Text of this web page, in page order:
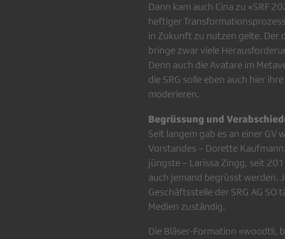
Dann kam auch Cina zu «SRF
heftiger
in Zukunft zu nutzen gelte. Der
bringe zwar viele
Denn auch die Avatare im
die SRG solle eben auch hier
moderieren.
Begrüssung und
Seit langem gab es an einer GV
Vorstandes – Dorette
jüngste – Larissa Zingg, seit
auch jemand begrüsst werden.
Geschäftsstelle der SRG AG
Medien zuständig.
Die Bläser-Formation «woodtli,